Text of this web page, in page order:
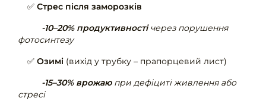
✅ Стрес після заморозків
-10–20% продуктивностічерез порушення
фотосинтезу
✅ Озимі (вихід у трубку – прапорцевий лист)
-15–30% врожаюпри дефіциті живлення або
стресі